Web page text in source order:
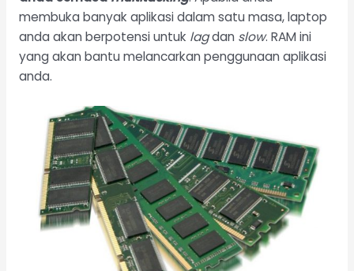
membuka banyak aplikasi dalam satu masa, laptop
anda akan berpotensi untuk lagdan slow. RAM ini
yang akan bantu melancarkan penggunaan aplikasi
anda.